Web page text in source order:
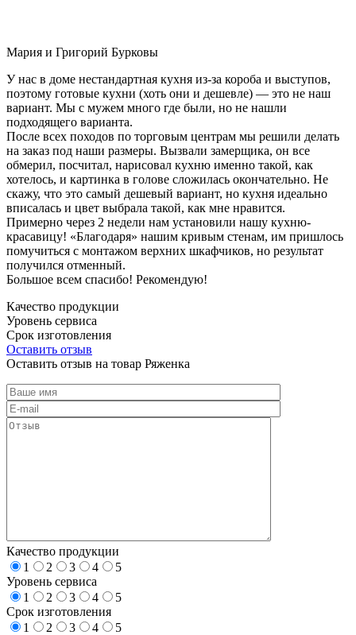
Мария и Григорий Бурковы
У нас в доме нестандартная кухня из-за короба и выступов,
поэтому готовые кухни (хоть они и дешевле) — это не наш
вариант. Мы с мужем много где были, но не нашли
подходящего варианта.
После всех походов по торговым центрам мы решили делать
на заказ под наши размеры. Вызвали замерщика, он все
обмерил, посчитал, нарисовал кухню именно такой, как
хотелось, и картинка в голове сложилась окончательно. Не
скажу, что это самый дешевый вариант, но кухня идеально
вписалась и цвет выбрала такой, как мне нравится.
Примерно через 2 недели нам установили нашу кухню-
красавицу! «Благодаря» нашим кривым стенам, им пришлось
помучиться с монтажом верхних шкафчиков, но результат
получился отменный.
Большое всем спасибо! Рекомендую!
Качество продукции
Уровень сервиса
Срок изготовления
Оставить отзыв
Оставить отзыв на товар Ряженка
Качество продукции
1
2 3 4
5
Уровень сервиса
1
2 3 4
5
Срок изготовления
1
2 3 4
5